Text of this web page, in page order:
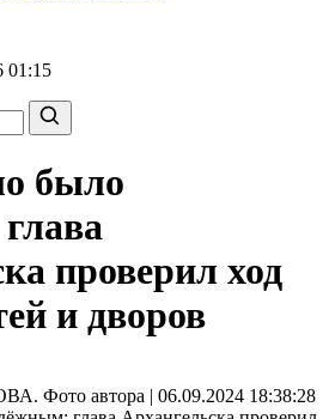
01:15
было
проверил ход
и дворов
Фото автора | 06.09.2024 18:38:28